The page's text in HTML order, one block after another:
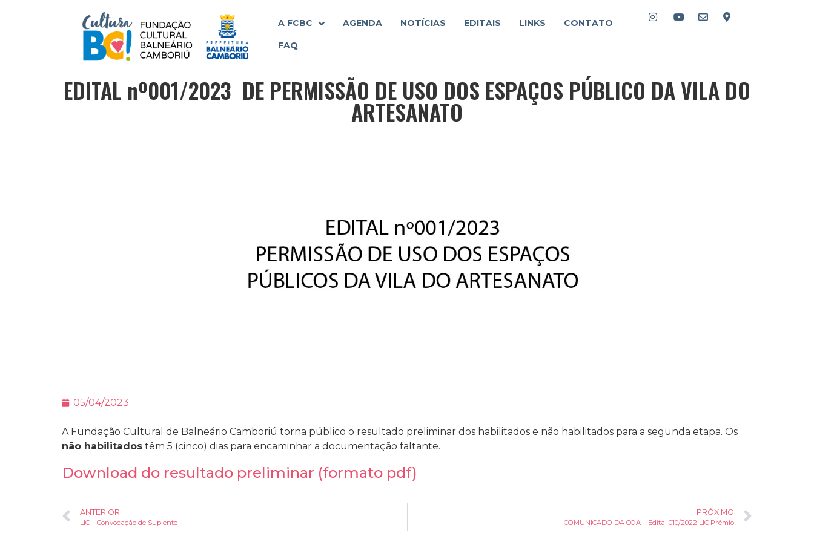
A FCBC AGENDA NOTÍCIAS EDITAIS LINKS CONTATO
FAQ
EDITAL nº001/2023 DE PERMISSÃO DE USO DOS ESPAÇOS PÚBLICO DA VILA DO
ARTESANATO
05/04/2023
A Fundação Cultural de Balneário Camboriú torna público o resultado preliminar dos habilitados e não habilitados para a segunda etapa. Os
não habilitados têm 5 (cinco) dias para encaminhar a documentação faltante.
Download do resultado preliminar (formato pdf)
ANTERIOR
LIC – Convocação de Suplente
PRÓXIMO
COMUNICADO DA COA – Edital 010/2022 LIC Prêmio